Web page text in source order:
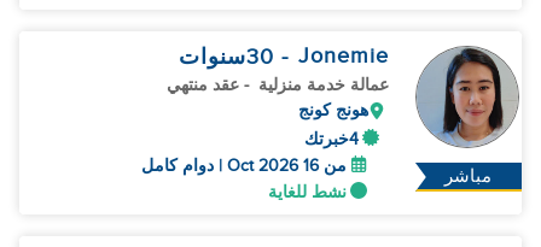
مباشر
Jonemie
- 30 سنوات
عمالة خدمة منزلية - عقد منتهي
هونج كونج
4خبرتك
من 16 Oct 2026 | دوام كامل
نشط للغاية